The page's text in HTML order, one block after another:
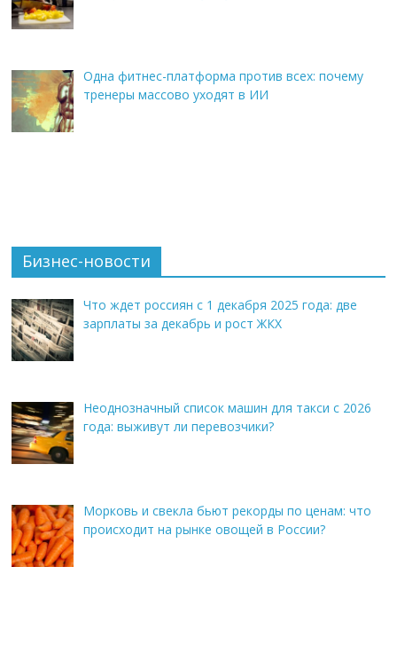
Одна фитнес-платформа против всех: почему
тренеры массово уходят в ИИ
Бизнес-новости
Что ждет россиян с 1 декабря 2025 года: две
зарплаты за декабрь и рост ЖКХ
Неоднозначный список машин для такси с 2026
года: выживут ли перевозчики?
Морковь и свекла бьют рекорды по ценам: что
происходит на рынке овощей в России?